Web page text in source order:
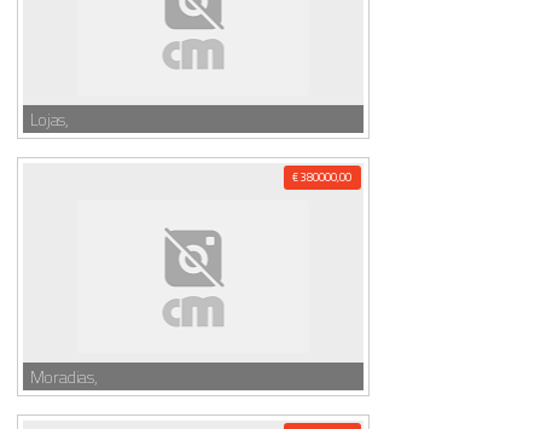
Lojas,
€ 380000,00
Moradias,